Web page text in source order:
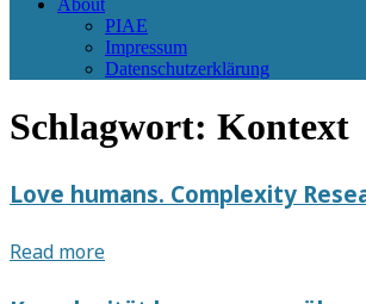
PIAE
Impressum
Datenschutzerklärung
Schlagwort: Kontext
Love humans. Complexity
Read moreLove